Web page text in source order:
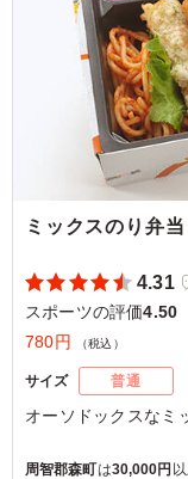
ミックスのり弁当
4.31
スポーツの評価4.50
780円
（税込）
サイズ 普通
オーソドックスなミ
周智郡森町は30,000円